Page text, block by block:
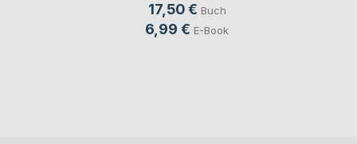
17,50 € Buch
6,99 € E-Book